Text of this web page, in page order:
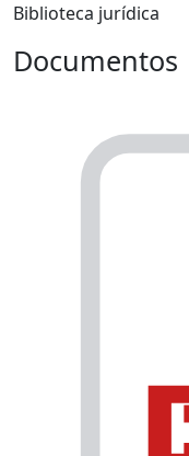
Biblioteca jurídica
Documentos